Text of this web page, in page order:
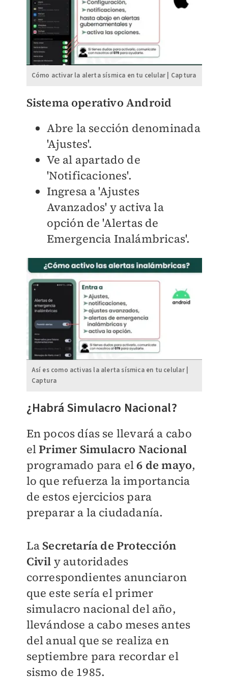
Cómo activar la alerta sísmica en tu celular | Captura
Sistema operativo Android
Abre la sección denominada
'Ajustes'.
Ve al apartado de
'Notificaciones'.
Ingresa a 'Ajustes
Avanzados' y activa la
opción de 'Alertas de
Emergencia Inalámbricas'.
Así es como activas la alerta sísmica en tu celular |
Captura
¿Habrá Simulacro Nacional?
En pocos días se llevará a cabo
elPrimer Simulacro Nacional
programado para el6 de mayo,
lo que refuerza la importancia
de estos ejercicios para
preparar a la ciudadanía.
LaSecretaría de Protección
Civil y autoridades
correspondientes anunciaron
que este sería el primer
simulacro nacional del año,
llevándose a cabo meses antes
del anual que se realiza en
septiembre para recordar el
sismo de 1985.